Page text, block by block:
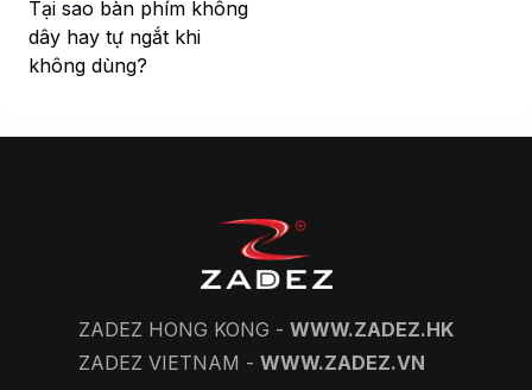
Tại sao bàn phím không
dây hay tự ngắt khi
không dùng?
ZADEZ HONG KONG - WWW.ZADEZ.HK
ZADEZ VIETNAM - WWW.ZADEZ.VN